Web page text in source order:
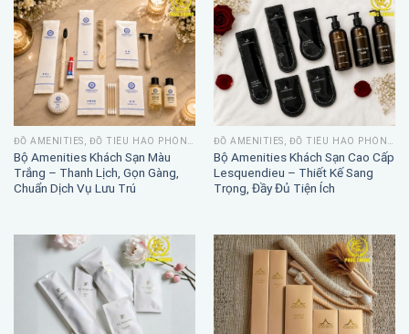
Bộ Amenities Khách Sạn Màu
Trắng – Thanh Lịch, Gọn Gàng,
Chuẩn Dịch Vụ Lưu Trú
Bộ Amenities Khách Sạn Cao Cấp
Lesquendieu – Thiết Kế Sang
Trọng, Đầy Đủ Tiện Ích